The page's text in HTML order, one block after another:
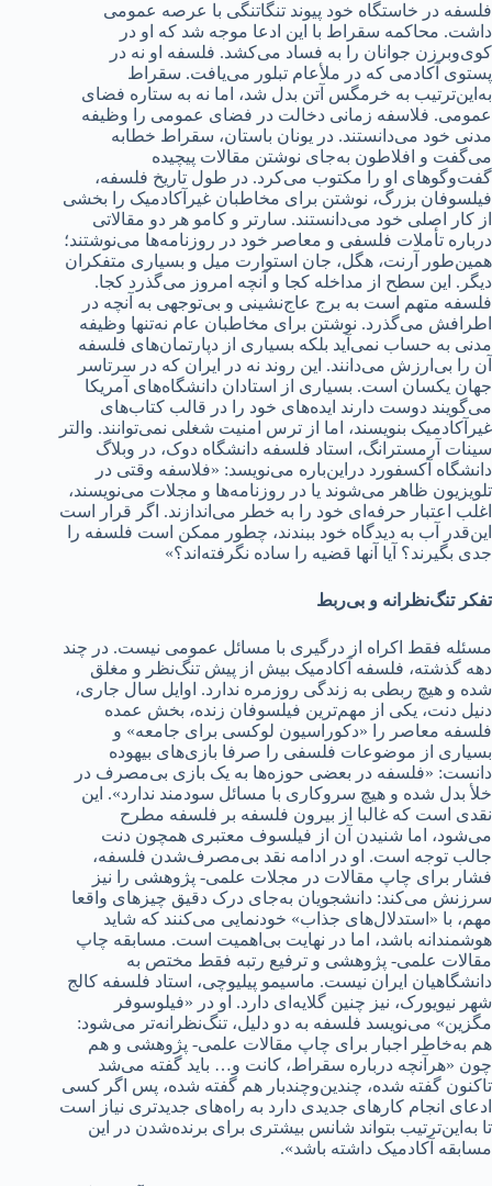
فلسفه در خاستگاه خود پیوند تنگاتنگی با عرصه عمومی
داشت. محاکمه سقراط با این ادعا موجه شد که او در
کوی‌وبرزن جوانان را به فساد می‌کشد. فلسفه او نه در
پستوی آکادمی که در ملأعام تبلور می‌یافت. سقراط
به‌این‌ترتیب به خرمگس آتن بدل شد، اما نه به ستاره فضای
عمومی. فلاسفه زمانی دخالت در فضای عمومی را وظیفه
مدنی خود می‌دانستند. در یونان باستان، سقراط خطابه
می‌گفت و افلاطون به‌جای نوشتن مقالات پیچیده
گفت‌و‌گوهای او را مکتوب می‌کرد. در طول تاریخ فلسفه،
فیلسوفان بزرگ، نوشتن برای مخاطبان غیرآکادمیک را بخشی
از کار اصلی خود می‌دانستند. سارتر و کامو هر دو مقالاتی
درباره تأملات فلسفی و معاصر خود در روزنامه‌ها می‌نوشتند؛
همین‌طور آرنت، هگل، جان استوارت میل و بسیاری متفکران
دیگر. این سطح از مداخله کجا و آنچه امروز می‌گذرد کجا.
فلسفه متهم است به برج عاج‌نشینی و بی‌توجهی به آنچه در
اطرافش می‌گذرد. نوشتن برای مخاطبان عام نه‌تنها وظیفه
مدنی به حساب نمی‌آید بلکه بسیاری از دپارتمان‌های فلسفه
آن را بی‌ارزش می‌دانند. این روند نه در ایران که در سرتاسر
جهان یکسان است. بسیاری از استادان دانشگاه‌های آمریکا
می‌گویند دوست دارند ایده‌های خود را در قالب کتاب‌های
غیرآکادمیک بنویسند، اما از ترس امنیت شغلی نمی‌توانند. والتر
سینات آرمسترانگ، استاد فلسفه دانشگاه دوک، در وبلاگ
دانشگاه آکسفورد دراین‌باره می‌نویسد: «فلاسفه وقتی در
تلویزیون ظاهر می‌شوند یا در روزنامه‌ها و مجلات می‌نویسند،
اغلب اعتبار حرفه‌ای خود را به خطر می‌اندازند. اگر قرار است
این‌قدر آب به دیدگاه خود ببندند، چطور ممکن است فلسفه را
جدی بگیرند؟ آیا آنها قضیه را ساده نگرفته‌اند؟»
تفکر تنگ‌نظرانه و بی‌ربط
مسئله فقط اکراه از درگیری با مسائل عمومی نیست. در چند
دهه گذشته، فلسفه آکادمیک بیش از پیش تنگ‌نظر و مغلق
شده و هیچ ربطی به زندگی روزمره ندارد. اوایل سال جاری،
دنیل دنت، یکی از مهم‌ترین فیلسوفان زنده، بخش عمده
فلسفه معاصر را «دکوراسیون لوکسی برای جامعه» و
بسیاری از موضوعات فلسفی را صرفا بازی‌های بیهوده
دانست: «فلسفه در بعضی حوزه‌ها به یک بازی بی‌مصرف در
خلأ بدل شده و هیچ سروکاری با مسائل سودمند ندارد». این
نقدی است که غالبا از بیرون فلسفه بر فلسفه مطرح
می‌شود، اما شنیدن آن از فیلسوف معتبری همچون دنت
جالب توجه است. او در ادامه نقد بی‌مصرف‌‌شدن فلسفه،
فشار برای چاپ مقالات در مجلات علمی- پژوهشی را نیز
سرزنش می‌کند: دانشجویان به‌جای درک دقیق چیزهای واقعا
مهم، با «استدلال‌های جذاب» خودنمایی می‌کنند که شاید
هوشمندانه باشد، اما در نهایت بی‌اهمیت است. مسابقه چاپ
مقالات علمی- پژوهشی و ترفیع رتبه فقط مختص به
دانشگاهیان ایران نیست. ماسیمو پیلیوچی، استاد فلسفه کالج
شهر نیویورک، نیز چنین گلایه‌ای دارد. او در «فیلوسوفر
مگزین» می‌نویسد فلسفه به دو دلیل، تنگ‌نظرانه‌تر می‌شود:
هم به‌خاطر اجبار برای چاپ مقالات علمی- پژوهشی و هم
چون «هرآنچه درباره سقراط، کانت و… باید گفته می‌شد
تاکنون گفته شده، چندین‌وچندبار هم گفته شده، پس اگر کسی
ادعای انجام کارهای جدیدی دارد به راه‌های جدیدتری نیاز است
تا به‌این‌ترتیب بتواند شانس بیشتری برای برنده‌شدن در این
مسابقه آکادمیک داشته باشد».